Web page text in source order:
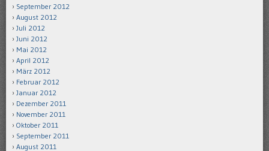
September 2012
August 2012
Juli 2012
Juni 2012
Mai 2012
April 2012
März 2012
Februar 2012
Januar 2012
Dezember 2011
November 2011
Oktober 2011
September 2011
August 2011